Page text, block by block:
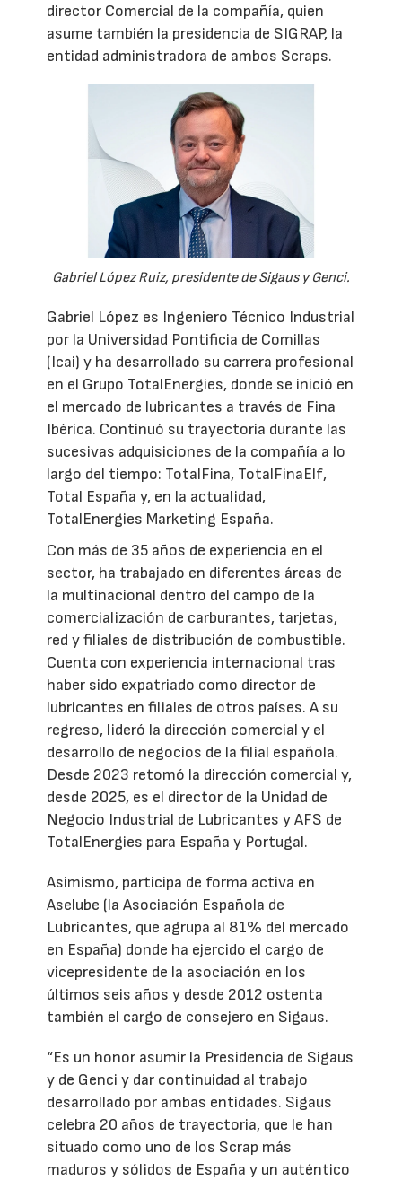
director Comercial de la compañía, quien
asume también la presidencia de SIGRAP, la
entidad administradora de ambos Scraps.
Gabriel López Ruiz, presidente de Sigaus y Genci.
Gabriel López es Ingeniero Técnico Industrial
por la Universidad Pontificia de Comillas
(Icai) y ha desarrollado su carrera profesional
en el Grupo TotalEnergies, donde se inició en
el mercado de lubricantes a través de Fina
Ibérica. Continuó su trayectoria durante las
sucesivas adquisiciones de la compañía a lo
largo del tiempo: TotalFina, TotalFinaElf,
Total España y, en la actualidad,
TotalEnergies Marketing España.
Con más de 35 años de experiencia en el
sector, ha trabajado en diferentes áreas de
la multinacional dentro del campo de la
comercialización de carburantes, tarjetas,
red y filiales de distribución de combustible.
Cuenta con experiencia internacional tras
haber sido expatriado como director de
lubricantes en filiales de otros países. A su
regreso, lideró la dirección comercial y el
desarrollo de negocios de la filial española.
Desde 2023 retomó la dirección comercial y,
desde 2025, es el director de la Unidad de
Negocio Industrial de Lubricantes y AFS de
TotalEnergies para España y Portugal.
Asimismo, participa de forma activa en
Aselube (la Asociación Española de
Lubricantes, que agrupa al 81% del mercado
en España) donde ha ejercido el cargo de
vicepresidente de la asociación en los
últimos seis años y desde 2012 ostenta
también el cargo de consejero en Sigaus.
“Es un honor asumir la Presidencia de Sigaus
y de Genci y dar continuidad al trabajo
desarrollado por ambas entidades. Sigaus
celebra 20 años de trayectoria, que le han
situado como uno de los Scrap más
maduros y sólidos de España y un auténtico